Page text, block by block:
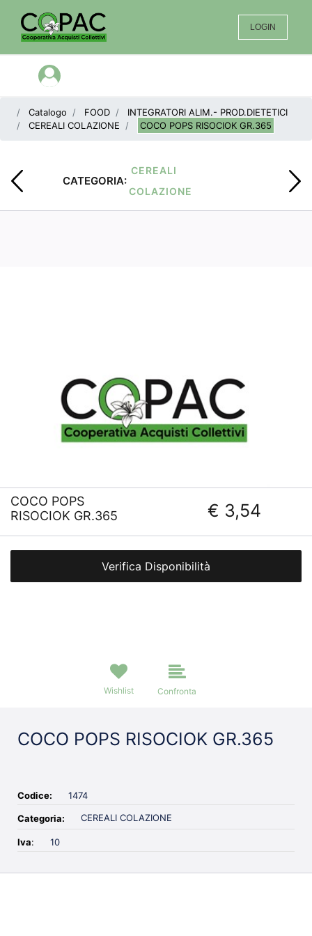
LOGIN
Open menu
Catalogo FOOD
INTEGRATORI ALIM.- PROD.DIETETICI
CEREALI COLAZIONE
COCO POPS RISOCIOK GR.365
CATEGORIA:
CEREALI
COLAZIONE
COCO POPS
RISOCIOK GR.365
€ 3,54
Verifica Disponibilità
Wishlist Confronta
COCO POPS RISOCIOK GR.365
Codice: 1474
Categoria: CEREALI COLAZIONE
Iva: 10